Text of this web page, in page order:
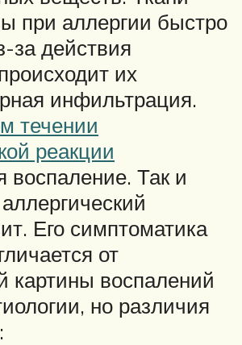
при аллергии быстро
за действия
их
инфильтрация.
течении
реакции
воспаление. Так и
Его симптоматика
от
картины воспалений
но различия